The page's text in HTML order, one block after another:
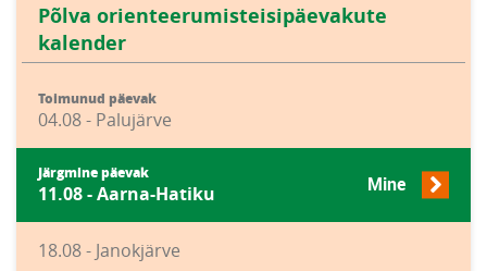
Põlva orienteerumisteisipäevakute
kalender
Toimunud päevak
04.08 - Palujärve
Järgmine päevak
11.08 - Aarna-Hatiku Mine
18.08 - Janokjärve